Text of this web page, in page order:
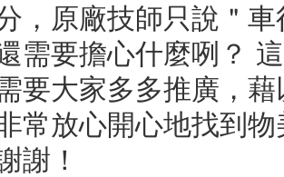
，原廠技師只說＂
需要擔心什麼咧？
要大家多多推廣，
常放心開心地找到
謝！